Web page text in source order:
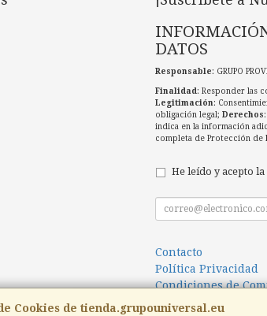
Cookies de tienda.grupouniversal.eu
DATOS
Responsable: GRUPO
Finalidad: Responder las
Legitimación:
obligación legal; Derechos
indica en la información
completa de Protección de
He leído y acepto la
Contacto
Política Privacidad
Condiciones de